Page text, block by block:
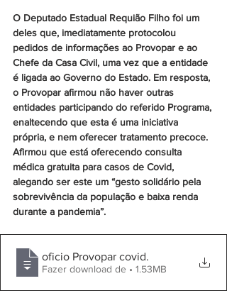
O Deputado Estadual Requião Filho foi um
deles que, imediatamente protocolou
pedidos de informações ao Provopar e ao
Chefe da Casa Civil, uma vez que a entidade
é ligada ao Governo do Estado. Em resposta,
o Provopar afirmou não haver outras
entidades participando do referido Programa,
enaltecendo que esta é uma iniciativa
própria, e nem oferecer tratamento precoce.
Afirmou que está oferecendo consulta
médica gratuita para casos de Covid,
alegando ser este um “gesto solidário pela
sobrevivência da população e baixa renda
durante a pandemia”.
oficio Provopar covid.
Fazer download de • 1.53MB